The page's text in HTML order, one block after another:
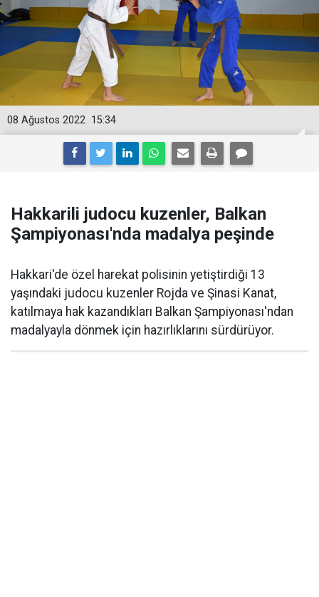
15:34
08 Ağustos 2022
Hakkarili judocu kuzenler, Balkan
Şampiyonası'nda madalya peşinde
Hakkari'de özel harekat polisinin yetiştirdiği 13
yaşındaki judocu kuzenler Rojda ve Şinasi Kanat,
katılmaya hak kazandıkları Balkan Şampiyonası'ndan
madalyayla dönmek için hazırlıklarını sürdürüyor.